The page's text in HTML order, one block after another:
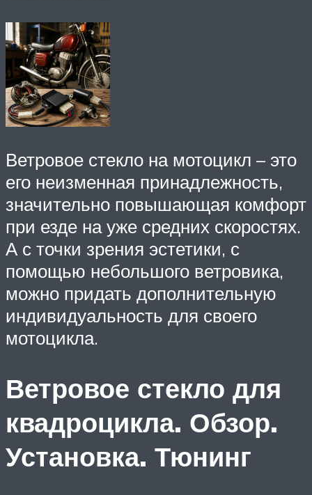
Ветровое стекло на мотоцикл – это
его неизменная принадлежность,
значительно повышающая комфорт
при езде на уже средних скоростях.
А с точки зрения эстетики, с
помощью небольшого ветровика,
можно придать дополнительную
индивидуальность для своего
мотоцикла.
Ветровое стекло для
квадроцикла. Обзор.
Установка. Тюнинг